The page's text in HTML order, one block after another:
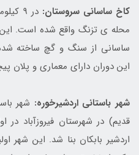
کاخ ساسانی سروستان:
در 9
محله ی تزنگ واقع شده است. این
ساسانی از سنگ و گچ ساخته
این دوران دارای معماری و پلان
شهر باستانی اردشیرخوره: شهر
قدیم) در شهرستان فیروزآباد
اردشیر بابکان بنا شد. این شهر